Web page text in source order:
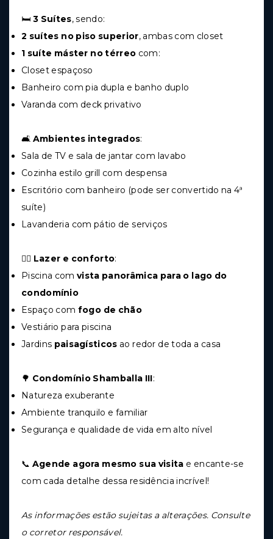
🛏️ 3 Suítes, sendo:
2 suítes no piso superior, ambas com closet
1 suíte máster no térreo com:
Closet espaçoso
Banheiro com pia dupla e banho duplo
Varanda com deck privativo
🛋️ Ambientes integrados:
Sala de TV e sala de jantar com lavabo
Cozinha estilo grill com despensa
Escritório com banheiro (pode ser convertido na 4ª
suíte)
Lavanderia com pátio de serviços
🏊‍♂️ Lazer e conforto:
Piscina comvista panorâmica para o lago do
condomínio
Espaço com fogo de chão
Vestiário para piscina
Jardins paisagísticos ao redor de toda a casa
🌳 Condomínio Shamballa III:
Natureza exuberante
Ambiente tranquilo e familiar
Segurança e qualidade de vida em alto nível
📞 Agende agora mesmo sua visita e encante-se
com cada detalhe dessa residência incrível!
As informações estão sujeitas a alterações. Consulte
o corretor responsável.